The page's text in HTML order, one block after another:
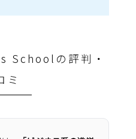
Schoolの評判・
ミ